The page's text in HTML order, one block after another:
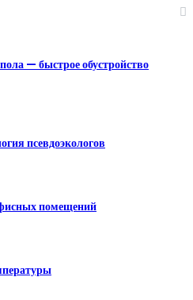
— быстрое обустройство
псевдоэкологов
помещений